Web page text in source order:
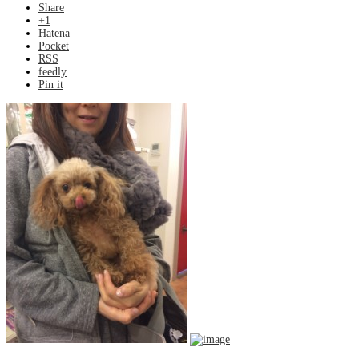
Share
+1
Hatena
Pocket
RSS
feedly
Pin it